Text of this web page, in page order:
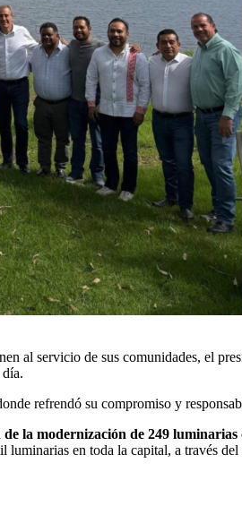
al servicio de sus comunidades, el
refrendó su compromiso y
la modernización de 249
en toda la capital, a través